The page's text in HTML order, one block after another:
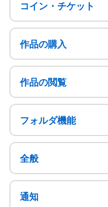
コイン・チケット
作品の購入
作品の閲覧
フォルダ機能
全般
通知